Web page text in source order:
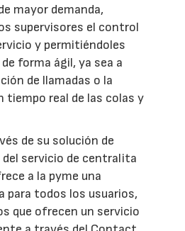
mayor demanda,
supervisores el control
y permitiéndoles
forma ágil, ya sea a
de llamadas o la
tiempo real de las colas y
de su solución de
servicio de centralita
a la pyme una
para todos los usuarios,
que ofrecen un servicio